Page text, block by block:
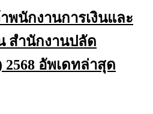
options
be
chosen
on
the
พนักงานการเงินและ
สำนักงานปลัด
2568 อัพเดทล่าสุด